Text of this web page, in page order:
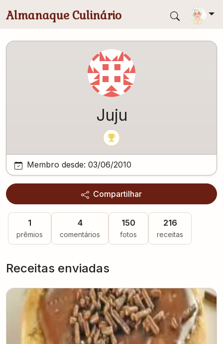
Almanaque Culinário
Juju
Membro desde: 03/06/2010
Compartilhar
1
prêmios
4
comentários
150
fotos
216
receitas
Receitas enviadas